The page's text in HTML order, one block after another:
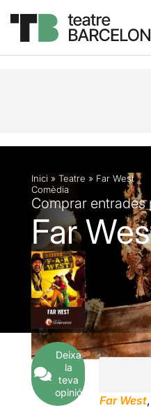
Descripció Fitxa
Inici » Teatre » Far West
Comèdia
Comprar entrades
Far
Deixa
la
teva
opinió
Far West